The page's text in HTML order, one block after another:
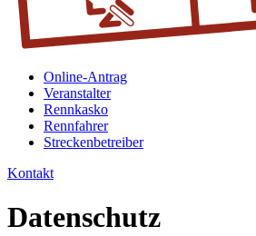
Online-Antrag
Veranstalter
Rennkasko
Rennfahrer
Streckenbetreiber
Kontakt
Datenschutz